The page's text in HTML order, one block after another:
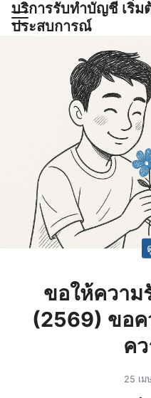
Skipบริการรับทำบัญชี เริ่
ประสบการณ์
ญชีและภาษีครบวงจร |
ขอให้ความ
(2569) ขอค
ค
25 เม